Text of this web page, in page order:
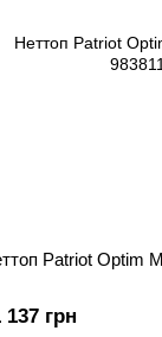
Patriot Optim
137 грн